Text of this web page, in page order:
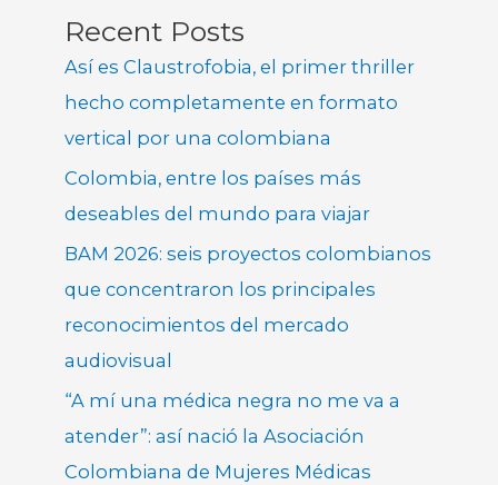
Recent Posts
Así es Claustrofobia, el primer thriller
hecho completamente en formato
vertical por una colombiana
Colombia, entre los países más
deseables del mundo para viajar
BAM 2026: seis proyectos colombianos
que concentraron los principales
reconocimientos del mercado
audiovisual
“A mí una médica negra no me va a
atender”: así nació la Asociación
Colombiana de Mujeres Médicas